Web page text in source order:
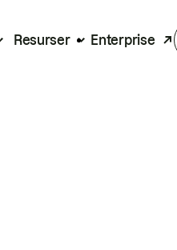
Resurser Enterprise